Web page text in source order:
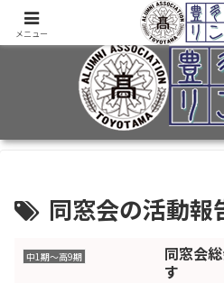
旧制十三中・都立豊多摩高卒業生2万
同窓会の活動報
中1期～高9期
同窓会
す
メニュー